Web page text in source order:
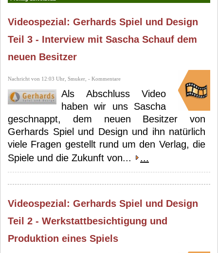
Videospezial: Gerhards Spiel und Design
Teil 3 - Interview mit Sascha Schauf dem
neuen Besitzer
Nachricht von 12:03 Uhr, Smuker, - Kommentare
Als Abschluss Video
haben wir uns Sascha
geschnappt, dem neuen Besitzer von
Gerhards Spiel und Design und ihn natürlich
viele Fragen gestellt rund um den Verlag, die
Spiele und die Zukunft von...
...
Videospezial: Gerhards Spiel und Design
Teil 2 - Werkstattbesichtigung und
Produktion eines Spiels